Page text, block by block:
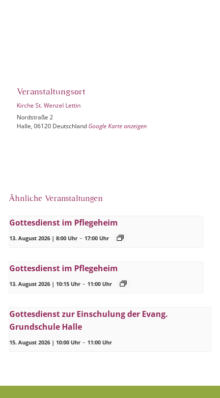
Veranstaltungsort
Kirche St. Wenzel Lettin
Nordstraße 2
Halle, 06120 Deutschland Google Karte anzeigen
Ähnliche Veranstaltungen
Gottesdienst im Pflegeheim
13. August 2026 | 8:00 Uhr – 17:00 Uhr
Gottesdienst im Pflegeheim
13. August 2026 | 10:15 Uhr – 11:00 Uhr
Gottesdienst zur Einschulung der Evang.
Grundschule Halle
15. August 2026 | 10:00 Uhr – 11:00 Uhr